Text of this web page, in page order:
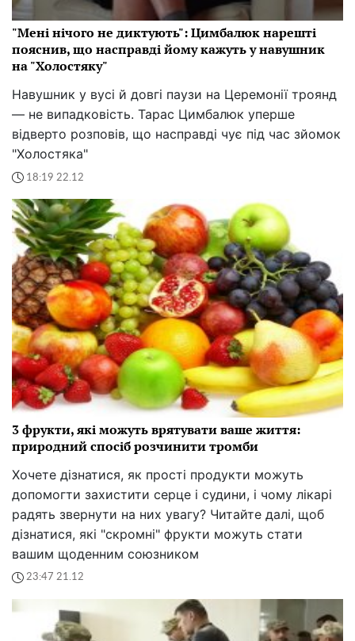
"Мені нічого не диктують": Цимбалюк нарешті
пояснив, що насправді йому кажуть у навушник
на "Холостяку"
Навушник у вусі й довгі паузи на Церемонії троянд
— не випадковість. Тарас Цимбалюк уперше
відверто розповів, що насправді чує під час зйомок
"Холостяка"
18:19 22.12
3 фрукти, які можуть врятувати ваше життя:
природний спосіб розчинити тромби
Хочете дізнатися, як прості продукти можуть
допомогти захистити серце і судини, і чому лікарі
радять звернути на них увагу? Читайте далі, щоб
дізнатися, які "скромні" фрукти можуть стати
вашим щоденним союзником
23:47 21.12